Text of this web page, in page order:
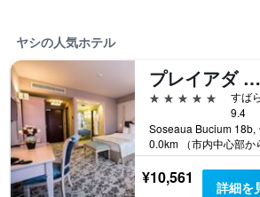
ヤシの人気ホテル
プレイアダ ブティック ホテル アンド スパ
5つ星
すば
9.4
0.0km （市内中心部か
¥10,561 詳細を